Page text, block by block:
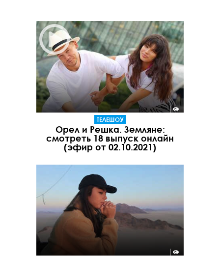
ТЕЛЕШОУ
Орел и Решка. Земляне:
смотреть 18 выпуск онлайн
(эфир от 02.10.2021)